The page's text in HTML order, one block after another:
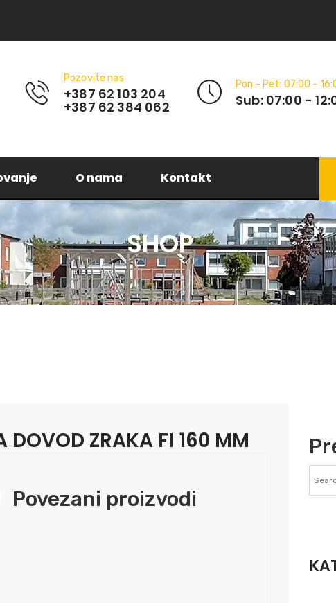
Pozovite nas
+387 62 103 204
+387 62 384 062
Pon - Pet: 07:00 -
Sub: 07:00 -
O nama Kontakt
SHOP
DOVOD ZRAKA FI 160 MM
Povezani proizvodi